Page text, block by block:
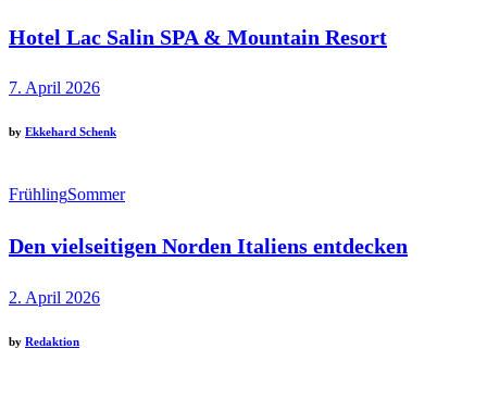
Hotel Lac Salin SPA & Mountain Resort
7. April 2026
by Ekkehard Schenk
FrühlingSommer
Den vielseitigen Norden Italiens entdecken
2. April 2026
by Redaktion